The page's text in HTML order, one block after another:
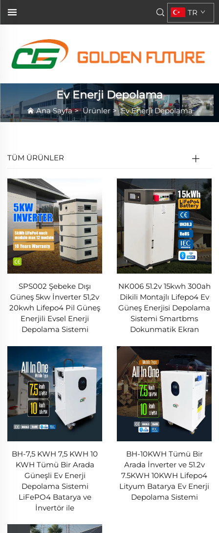
TR
Ev Enerji Depolama
Ana Sayfa>Ürünler>Ev Enerji Depolama
TÜM ÜRÜNLER
SPS002 Şebeke Dışı
Güneş 5kw İnverter 51,2v
20kwh Lifepo4 Pil Güneş
Enerjili Evsel Enerji
Depolama Sistemi
NK006 51.2v 15kwh 300ah
Dikili Montajlı Lifepo4 Ev
Güneş Enerjisi Depolama
Sistemi Smartbms
Dokunmatik Ekran
BH-7,5 KWH 7,5 KWH 10
KWH Tümü Bir Arada
Güneşli Ev Enerji
Depolama Sistemi
LiFePO4 Batarya ve
İnvertör ile
BH-10KWH Tümü Bir
Arada İnverter ve 51.2v
7.5KWH 10KWH Lifepo4
Lityum Batarya Ev Enerji
Depolama Sistemi